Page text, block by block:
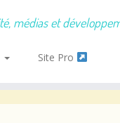
médias et
Site Pro